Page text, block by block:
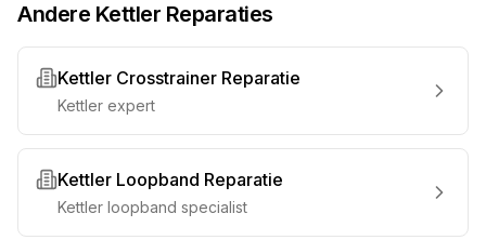
Andere Kettler Reparaties
Kettler Crosstrainer Reparatie
Kettler expert
Kettler Loopband Reparatie
Kettler loopband specialist